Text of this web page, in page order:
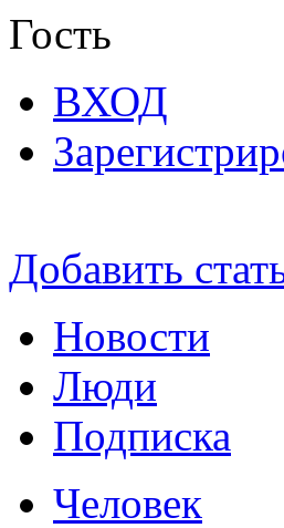
Гость
ВХОД
Добавить
Новости
Люди
Подписка
Человек